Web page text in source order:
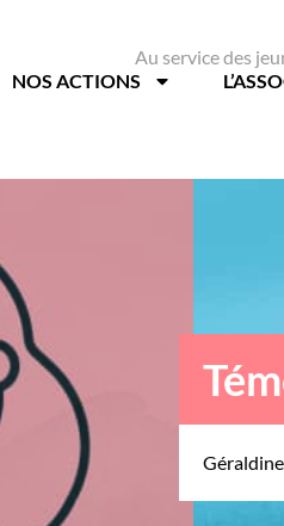
Au service des
NOS ACTIONS